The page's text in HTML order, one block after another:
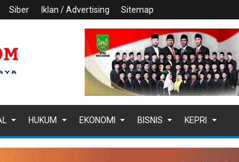
Siber Iklan / Advertising Sitemap
HUKUM EKONOMI BISNIS KEPRI